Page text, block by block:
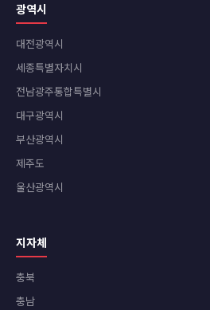
광역시
대전광역시
세종특별자치시
전남광주통합특별시
대구광역시
부산광역시
제주도
울산광역시
지자체
충북
충남